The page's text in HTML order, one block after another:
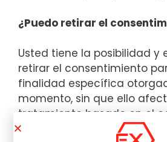
¿Puedo retirar el
Usted tiene la posibilidad y
retirar el consentimiento
finalidad específica
momento, sin que ello
tratamiento basado en el
previo a su retirada.